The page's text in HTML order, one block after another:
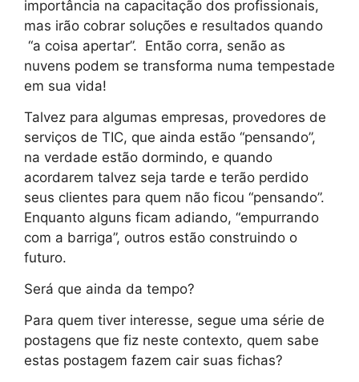
importância na capacitação dos profissionais,
mas irão cobrar soluções e resultados quando
“a coisa apertar”. Então corra, senão as
nuvens podem se transforma numa tempestade
em sua vida!
Talvez para algumas empresas, provedores de
serviços de TIC, que ainda estão “pensando”,
na verdade estão dormindo, e quando
acordarem talvez seja tarde e terão perdido
seus clientes para quem não ficou “pensando”.
Enquanto alguns ficam adiando, “empurrando
com a barriga”, outros estão construindo o
futuro.
Será que ainda da tempo?
Para quem tiver interesse, segue uma série de
postagens que fiz neste contexto, quem sabe
estas postagem fazem cair suas fichas?